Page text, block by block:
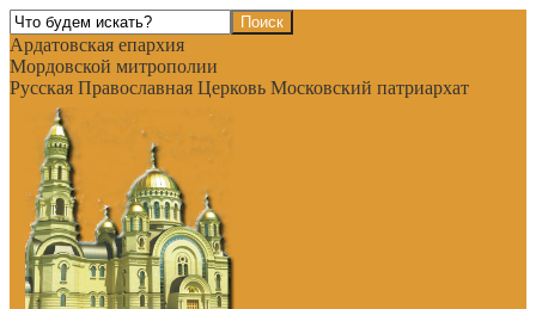
Ардатовская епархия
Мордовской митрополии
Русская Православная Церковь Московский патриархат